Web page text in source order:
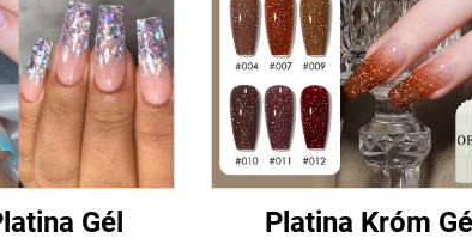
Gél
Platina Króm Gél